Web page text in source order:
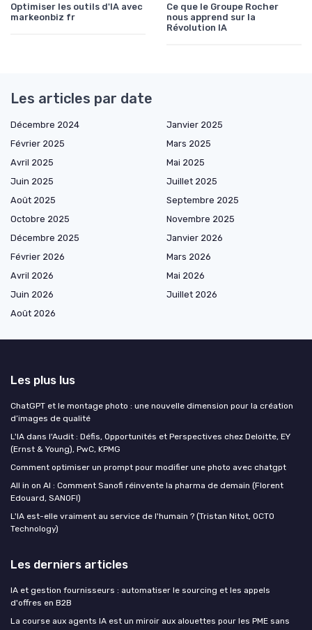
Optimiser les outils d'IA avec
markeonbiz fr
Ce que le Groupe Rocher
nous apprend sur la
Révolution IA
Les articles par date
Décembre 2024
Janvier 2025
Février 2025
Mars 2025
Avril 2025
Mai 2025
Juin 2025
Juillet 2025
Août 2025
Septembre 2025
Octobre 2025
Novembre 2025
Décembre 2025
Janvier 2026
Février 2026
Mars 2026
Avril 2026
Mai 2026
Juin 2026
Juillet 2026
Août 2026
Les plus lus
ChatGPT et le montage photo : une nouvelle dimension pour la création
d’images de qualité
L'IA dans l'Audit : Défis, Opportunités et Perspectives chez Deloitte, EY
(Ernst & Young), PwC, KPMG
Comment optimiser un prompt pour modifier une photo avec chatgpt
All in on AI : Comment Sanofi réinvente la pharma de demain (Florent
Edouard, SANOFI)
L'IA est-elle vraiment au service de l'humain ? (Tristan Nitot, OCTO
Technology)
Les derniers articles
IA et gestion fournisseurs : automatiser le sourcing et les appels
d'offres en B2B
La course aux agents IA est un miroir aux alouettes pour les PME sans